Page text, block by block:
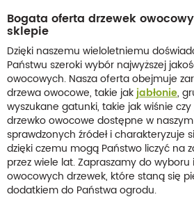
Bogata oferta drzewek
sklepie
Dzięki naszemu wieloletniemu
Państwu szeroki wybór najwyższej
owocowych. Nasza oferta obejmuje
drzewa owocowe, takie jak jabłonie,
wyszukane gatunki, takie jak wiśnie czy
drzewko owocowe dostępne w
sprawdzonych źródeł i charakteryzuje
dzięki czemu mogą Państwo liczyć na
przez wiele lat. Zapraszamy do
owocowych drzewek, które staną się
dodatkiem do Państwa ogrodu.